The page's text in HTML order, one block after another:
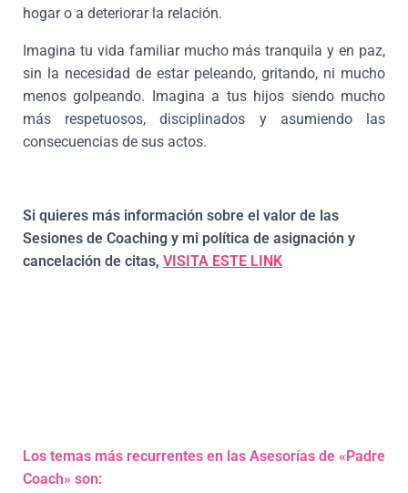
hogar o a deteriorar la relación.
Imagina tu vida familiar mucho más tranquila y en paz,
sin la necesidad de estar peleando, gritando, ni mucho
menos golpeando. Imagina a tus hijos siendo mucho
más respetuosos, disciplinados y asumiendo las
consecuencias de sus actos.
Si quieres más información sobre el valor de las
Sesiones de Coaching y mi política de asignación y
cancelación de citas, VISITA ESTE LINK
Los temas más recurrentes en las Asesorías de «Padre
Coach» son: